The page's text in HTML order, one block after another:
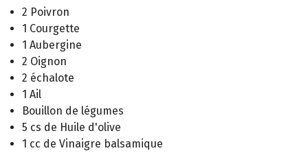
2 Poivron
1 Courgette
1 Aubergine
2 Oignon
2 échalote
1 Ail
Bouillon de légumes
5 cs de Huile d'olive
1 cc de Vinaigre balsamique